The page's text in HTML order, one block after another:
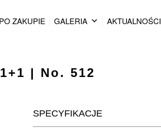
PO ZAKUPIE GALERIA AKTUALNOŚCI
| No. 512
SPECYFIKACJE